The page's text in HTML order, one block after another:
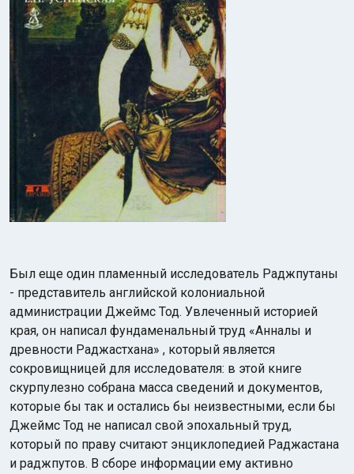
Был еще один пламенный исследователь Раджпутаны
- представитель английской колониальной
администрации Джеймс Тод. Увлеченный историей
края, он написал фундаменальный труд «Анналы и
древности Раджастхана» , который является
сокровищницей для исследователя: в этой книге
скурпулезно собрана масса сведений и документов,
которые бы так и остались бы неизвестными, если бы
Джеймс Тод не написал свой эпохальный труд,
который по праву считают энциклопедией Раджастана
и раджпутов. В сборе информации ему активно